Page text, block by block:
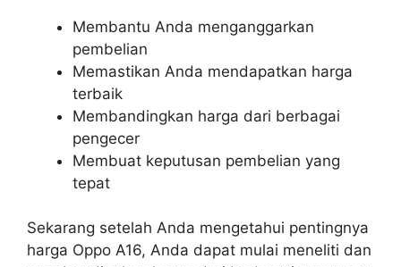
Membantu Anda menganggarkan
pembelian
Memastikan Anda mendapatkan harga
terbaik
Membandingkan harga dari berbagai
pengecer
Membuat keputusan pembelian yang
tepat
Sekarang setelah Anda mengetahui pentingnya
harga Oppo A16, Anda dapat mulai meneliti dan